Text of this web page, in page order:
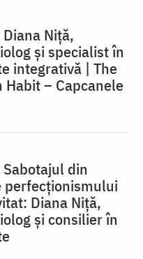
Niță,
și specialist în
integrativă | The
Habit – Capcanele
Sabotajul din
perfecționismului
Diana Niță,
și consilier în